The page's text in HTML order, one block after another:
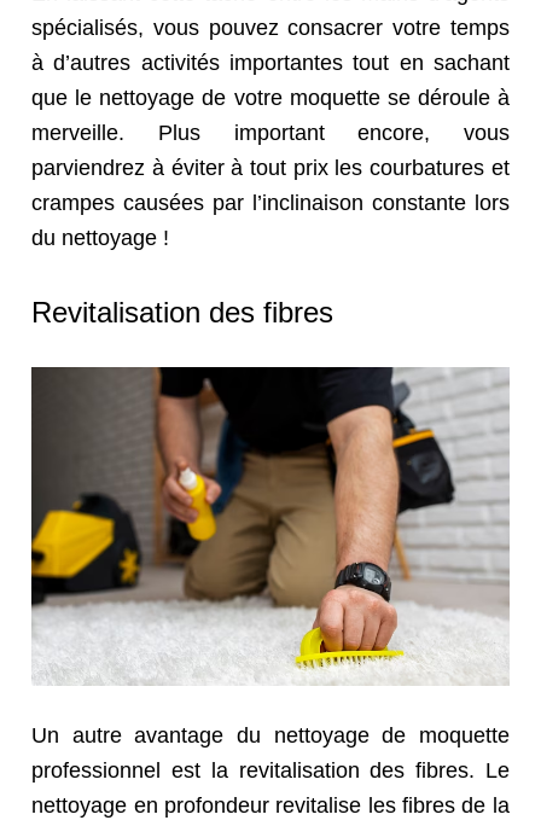
spécialisés, vous pouvez consacrer votre temps
à d’autres activités importantes tout en sachant
que le nettoyage de votre moquette se déroule à
merveille. Plus important encore, vous
parviendrez à éviter à tout prix les courbatures et
crampes causées par l’inclinaison constante lors
du nettoyage !
Revitalisation des fibres
Un autre avantage du nettoyage de moquette
professionnel est la revitalisation des fibres. Le
nettoyage en profondeur revitalise les fibres de la